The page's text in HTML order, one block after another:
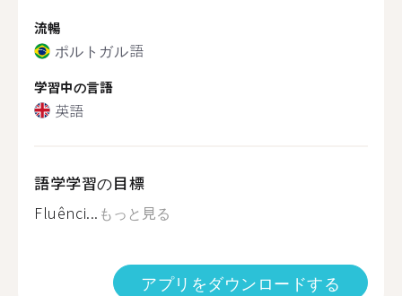
流暢
ポルトガル語
学習中の言語
英語
語学学習の目標
Fluênci... もっと見る
アプリをダウンロードする